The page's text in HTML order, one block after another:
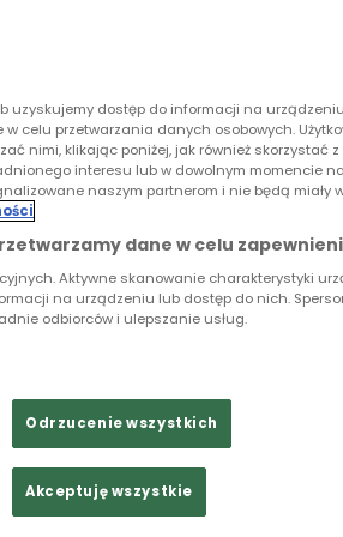
które można znaleźć na
połączeniu ludzi. O
a także historia kobiet z
wyglądała praca w
uzyskujemy dostęp do informacji na
celu przetwarzania danych osobowych.
nimi, klikając poniżej, jak również skorzystać
interesu lub w dowolnym momencie
naszym partnerom i nie będą miały
dane w celu
Aktywne skanowanie charakterystyki
na urządzeniu lub dostęp do nich.
odbiorców i ulepszanie usług.
Odrzucenie wszystkich
Akceptuję wszystkie